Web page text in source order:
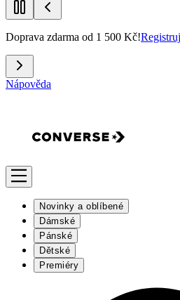
Doprava zdarma od 1 500 Kč!
Nápověda
Novinky a oblíbené
Dámské
Pánské
Dětské
Premiéry